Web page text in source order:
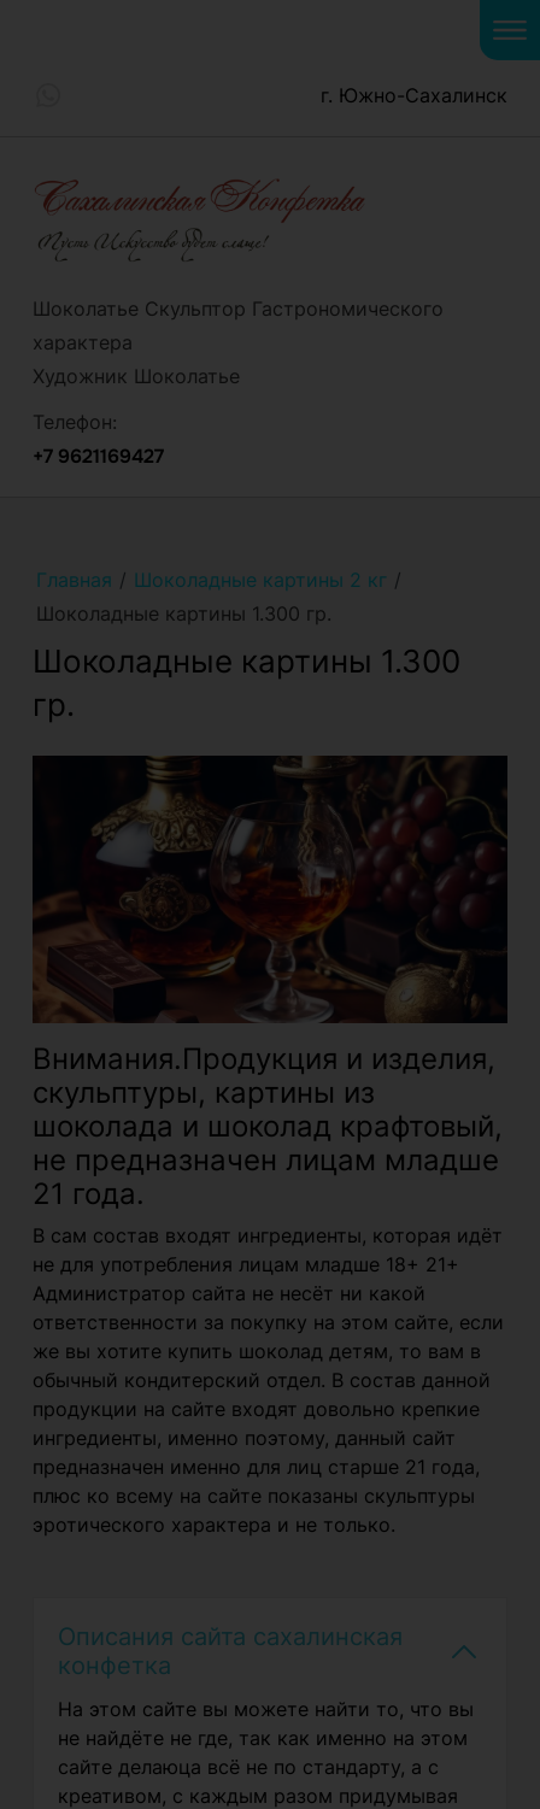
г. Южно-Сахалинск
Шоколатье Скульптор Гастрономического
характера
Художник Шоколатье
Телефон:
+7 9621169427
Главная / Шоколадные картины 2 кг /
Шоколадные картины 1.300 гр.
Шоколадные картины 1.300
гр.
Внимания.Продукция и изделия,
скульптуры, картины из
шоколада и шоколад крафтовый,
не предназначен лицам младше
21 года.
В сам состав входят ингредиенты, которая идёт
не для употребления лицам младше 18+ 21+
Администратор сайта не несёт ни какой
ответственности за покупку на этом сайте, если
же вы хотите купить шоколад детям, то вам в
обычный кондитерский отдел. В состав данной
продукции на сайте входят довольно крепкие
ингредиенты, именно поэтому, данный сайт
предназначен именно для лиц старше 21 года,
плюс ко всему на сайте показаны скульптуры
эротического характера и не только.
Описания сайта сахалинская
конфетка
На этом сайте вы можете найти то, что вы
не найдёте не где, так как именно на этом
сайте делаюца всё не по стандарту, а с
креативом, с каждым разом придумывая